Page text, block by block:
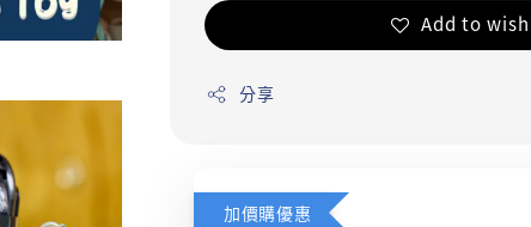
Add to
分享
加價購優惠